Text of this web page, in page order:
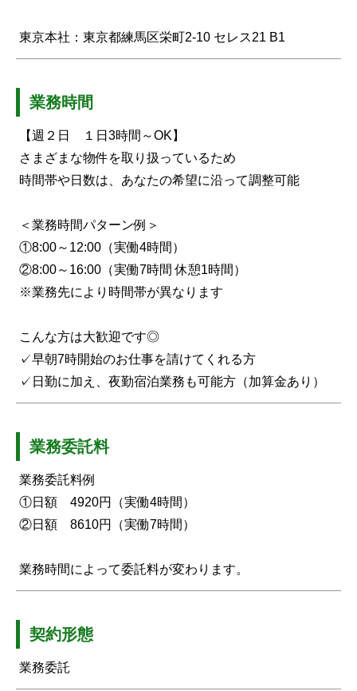
東京本社：東京都練馬区栄町2-10 セレス21 B1
業務時間
【週２日 １日3時間～OK】
さまざまな物件を取り扱っているため
時間帯や日数は、あなたの希望に沿って調整可能
＜業務時間パターン例＞
①8:00～12:00（実働4時間）
②8:00～16:00（実働7時間 休憩1時間）
※業務先により時間帯が異なります
こんな方は大歓迎です◎
✓早朝7時開始のお仕事を請けてくれる方
✓日勤に加え、夜勤宿泊業務も可能方（加算金あり）
業務委託料
業務委託料例
①日額 4920円（実働4時間）
②日額 8610円（実働7時間）
業務時間によって委託料が変わります。
契約形態
業務委託